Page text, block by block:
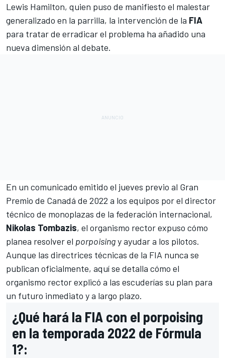
Lewis Hamilton, quien puso de manifiesto el malestar
generalizado en la parrilla, la intervención de la FIA
para tratar de erradicar el problema ha añadido una
nueva dimensión al debate.
En un comunicado emitido el jueves previo al Gran
Premio de Canadá de 2022 a los equipos por el director
técnico de monoplazas de la federación internacional,
Nikolas Tombazis, el organismo rector expuso cómo
planea resolver el porpoisingy ayudar a los pilotos.
Aunque las directrices técnicas de la FIA nunca se
publican oficialmente, aquí se detalla cómo el
organismo rector explicó a las escuderías su plan para
un futuro inmediato y a largo plazo.
¿Qué hará la FIA con el porpoising
en la temporada 2022 de Fórmula
1?: